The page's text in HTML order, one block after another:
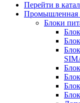
Перейти в
Промышленная
Блоки